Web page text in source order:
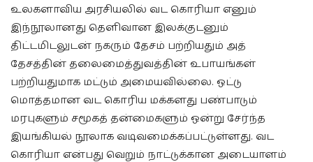
உலகளாவிய அரசியலில் வட கொரியா எனும்
இந்நூலானது தெளிவான இலக்குடனும்
திட்டமிடலுடன் நகரும் தேசம் பற்றியதும் அத்
தேசத்தின் தலைமைத்துவத்தின் உபாயங்கள்
பற்றியதுமாக மட்டும் அமையவில்லை. ஒட்டு
மொத்தமான வட கொரிய மக்களது பண்பாடும்
மரபுகளும் சமூகத் தன்மைகளும் ஒன்று சேர்ந்த
இயங்கியல் நூலாக வடிவமைக்கப்பட்டுள்ளது. வட
கொரியா என்பது வெறும் நாட்டுக்கான அடையாளம்